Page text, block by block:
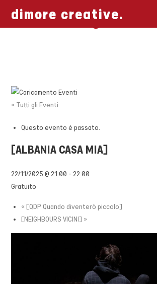
dimore creative.
[ Biglietti
« Tutti gli Eventi
Questo evento è passato.
[ALBANIA CASA MIA]
22/11/2025 @ 21:00 - 22:00
Gratuito
« [QDP Quando diventerò piccolo]
[NEIGHBOURS VICINI] »